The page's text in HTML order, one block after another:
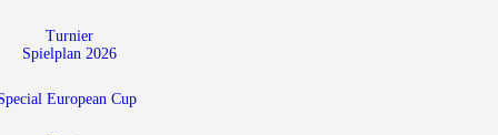
Turnier
Spielplan 2026
European Cup